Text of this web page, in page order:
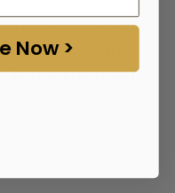
le monde
des artisans
bourdonnait
Now >